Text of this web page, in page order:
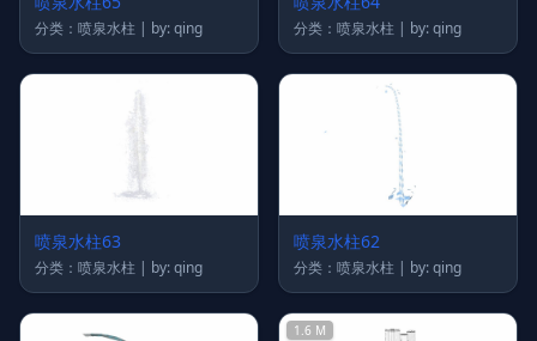
分类：喷泉水柱 | by: qing 分类：喷泉水柱 | by: qing
喷泉水柱63
分类：喷泉水柱 | by: qing
喷泉水柱62
分类：喷泉水柱 | by: qing
1.6 M